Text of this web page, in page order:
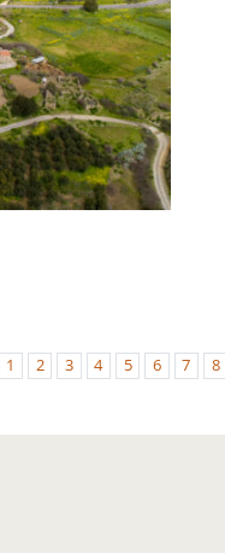
1 2 3 4 5 6 7 8